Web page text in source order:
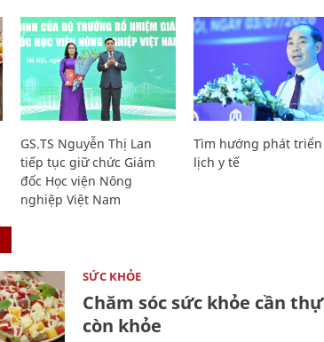
GS.TS Nguyễn Thị Lan
tiếp tục giữ chức Giám
đốc Học viện Nông
nghiệp Việt Nam
Tìm hướng phát
lịch y tế
SỨC KHỎE
Chăm sóc sức khỏe cần
còn khỏe